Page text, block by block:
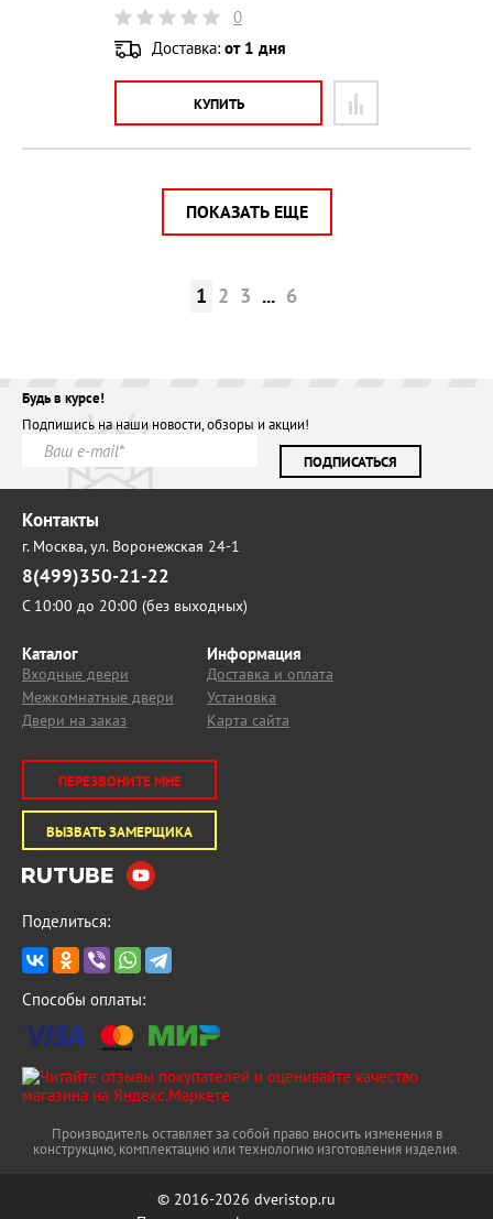
0
Доставка: от 1 дня
КУПИТЬ
ПОКАЗАТЬ ЕЩЕ
1 2 3 ... 6
Будь в курсе!
Подпишись на наши новости, обзоры и акции!
ПОДПИСАТЬСЯ
Контакты
г. Москва,ул. Воронежская 24-1
8(499)350-21-22
С 10:00 до 20:00 (без выходных)
Каталог
Входные двери
Межкомнатные двери
Двери на заказ
Информация
Доставка и оплата
Установка
Карта сайта
ПЕРЕЗВОНИТЕ МНЕ
ВЫЗВАТЬ ЗАМЕРЩИКА
Поделиться:
Способы оплаты:
Производитель оставляет за собой право вносить изменения в
конструкцию, комплектацию или технологию изготовления изделия.
© 2016-2026 dveristop.ru